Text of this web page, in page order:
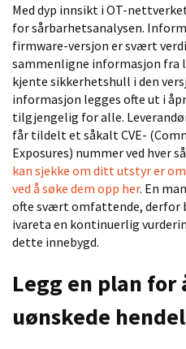
Med dyp innsikt i OT-
for sårbarhetsanalysen.
firmware-versjon er svært
sammenligne informasjon fra
kjente sikkerhetshull i den
informasjon legges ofte ut i
tilgjengelig for alle.
får tildelt et såkalt CVE-
Exposures) nummer ved hver
kan sjekke om ditt utstyr er
ved å søke dem opp her. En
ofte svært omfattende, derfor
ivareta en kontinuerlig
dette innebygd.
Legg en plan for
uønskede